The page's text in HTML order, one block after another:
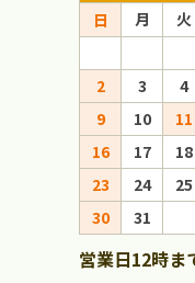
日 月 火
2
3 4
9
10 11
16
17 18
23
24 25
30
31
営業日12時ま